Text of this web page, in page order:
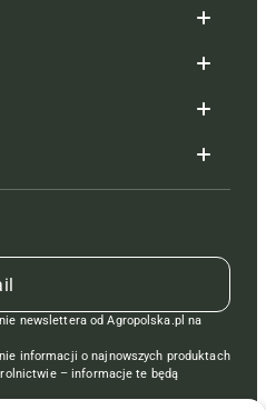
newslettera od Agropolska.pl na
informacji o najnowszych produktach
– informacje te będą